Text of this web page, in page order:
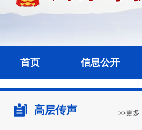
首页 信息公开
高层传声 >>更多